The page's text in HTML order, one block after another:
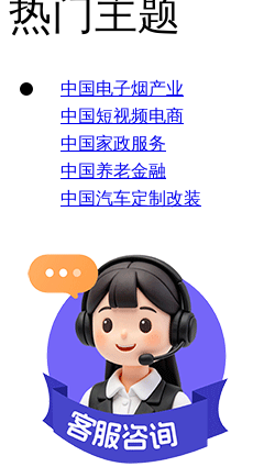
热门主题
中国电子烟产业
中国短视频电商
中国家政服务
中国养老金融
中国汽车定制改装